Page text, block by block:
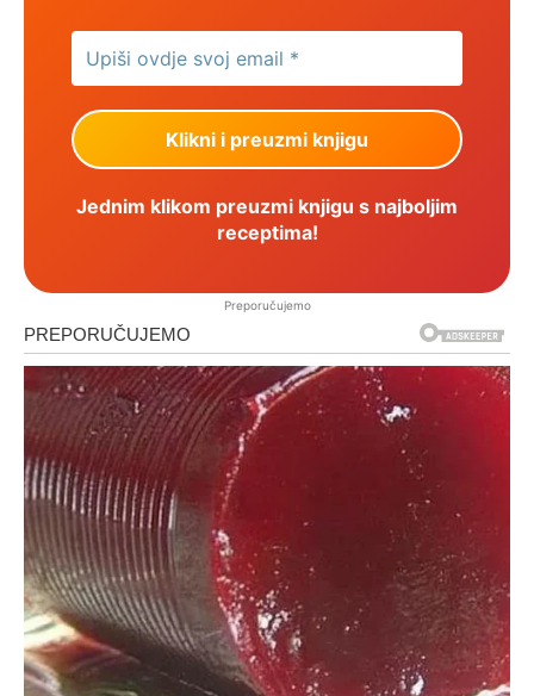
Jednim klikom preuzmi knjigu s najboljim
receptima!
Preporučujemo